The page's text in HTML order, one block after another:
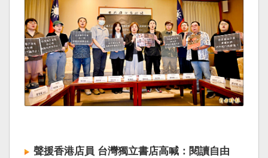
聲援香港店員 台灣獨立書店高喊：閱讀自由